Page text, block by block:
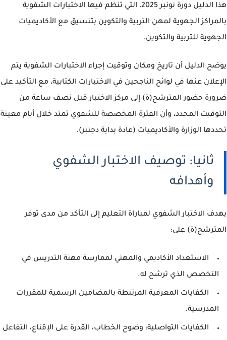
هذا الدليل دورة نونبر 2025، التي تنظم فيها الاختبارات الشفوية
بالمراكز الجهوية لمهن التربية والتكوين بتنسيق مع الأكاديميات
الجهوية للتربية والتكوين.
يوضح الدليل أن تاريخ ومكان وتوقيت إجراء الاختبارات الشفوية يتم
الإعلان عنها في لوائح الناجحين في الاختبارات الكتابية، مع التأكيد على
ضرورة حضور المترشح(ة) إلى مركز الاختبار قبل نصف ساعة من
التوقيت المحدد، وأن الفترة المخصصة للشفوي تمتد خلال أيام معينة
تحددها الوزارة والأكاديميات (عادة بداية دجنبر).
ثانيا: توصيف الاختبار الشفوي
وأهدافه
يهدف الاختبار الشفوي لمباراة التعليم إلى التأكد من مدى توفر
المترشح(ة) على:
الاستعداد الأكاديمي والمهني لممارسة مهنة التدريس في
التخصص الذي ترشح له.
الكفايات المعرفية المرتبطة بالمضامين الرسمية للمقررات
المدرسية.
الكفايات التواصلية: وضوح الخطاب، القدرة على الإقناع، التفاعل